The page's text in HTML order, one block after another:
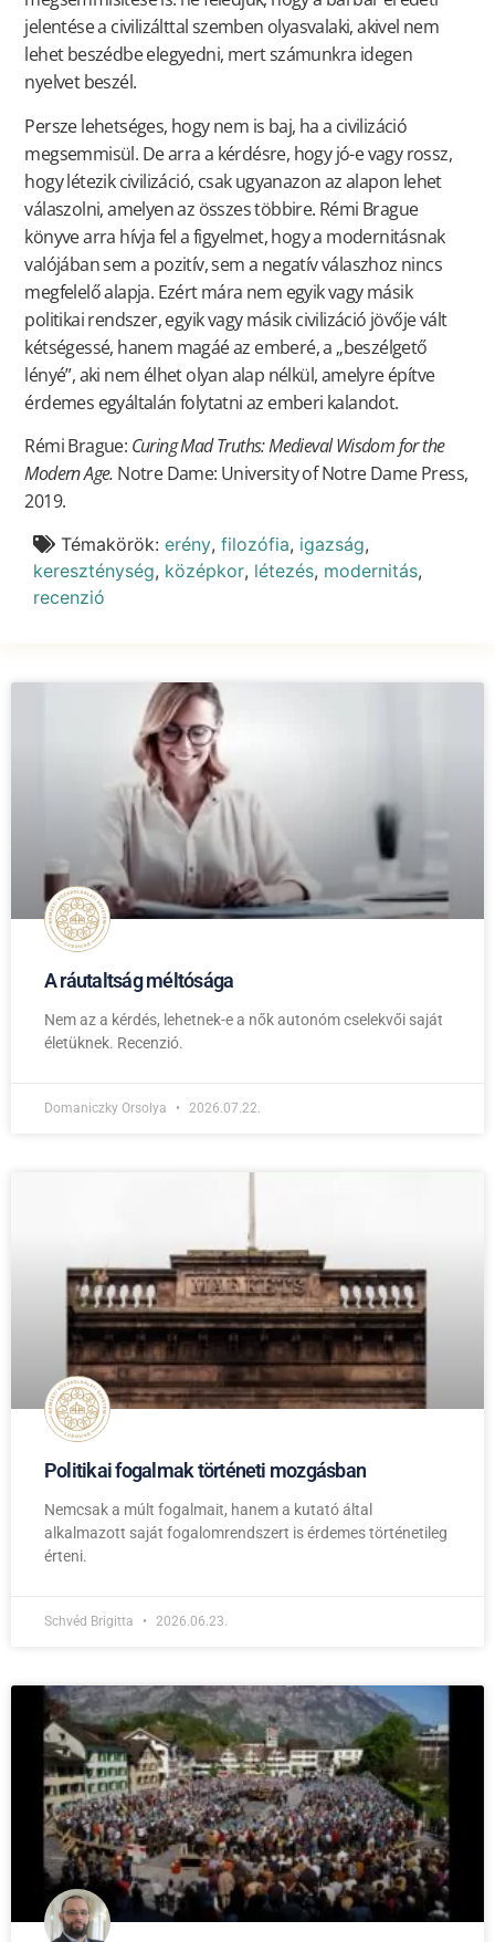
A ráutaltság méltósága
Nem az a kérdés, lehetnek-e a nők autonóm cselekvői saját
életüknek. Recenzió.
Domaniczky Orsolya 2026.07.22.
Politikai fogalmak történeti mozgásban
Nemcsak a múlt fogalmait, hanem a kutató által
alkalmazott saját fogalomrendszert is érdemes történetileg
érteni.
Schvéd Brigitta 2026.06.23.
jelentése a civilizálttal szemben olyasvalaki, akivel nem
lehet beszédbe elegyedni, mert számunkra idegen
nyelvet beszél.
Persze lehetséges, hogy nem is baj, ha a civilizáció
megsemmisül. De arra a kérdésre, hogy jó-e vagy rossz,
hogy létezik civilizáció, csak ugyanazon az alapon lehet
válaszolni, amelyen az összes többire. Rémi Brague
könyve arra hívja fel a figyelmet, hogy a modernitásnak
valójában sem a pozitív, sem a negatív válaszhoz nincs
megfelelő alapja. Ezért mára nem egyik vagy másik
politikai rendszer, egyik vagy másik civilizáció jövője vált
kétségessé, hanem magáé az emberé, a „beszélgető
lényé”, aki nem élhet olyan alap nélkül, amelyre építve
érdemes egyáltalán folytatni az emberi kalandot.
Rémi Brague: Curing Mad Truths: Medieval Wisdom for the
Modern Age. Notre Dame: University of Notre Dame Press,
2019.
Témakörök: erény, filozófia, igazság,
kereszténység, középkor, létezés, modernitás,
recenzió